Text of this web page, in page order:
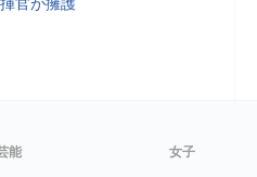
能 女子